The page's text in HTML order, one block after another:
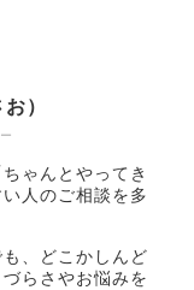
）
ゃんとやってき
人のご相談を多
、どこかしんど
らさやお悩みを